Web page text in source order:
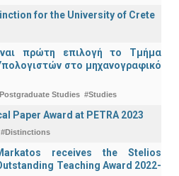
for the University of Crete
πρώτη επιλογή το Τμήμα
στο μηχανογραφικό
Studies #Studies
Paper Award at PETRA 2023
#Distinctions
receives the Stelios
Teaching Award 2022-